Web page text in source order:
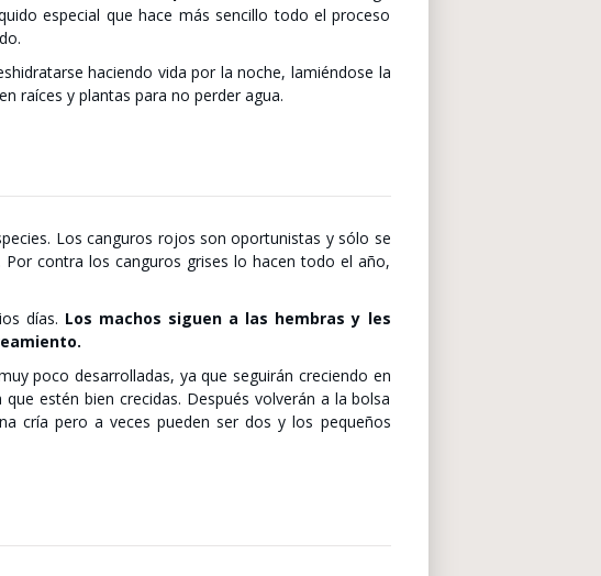
especial que hace más sencillo todo el proceso
haciendo vida por la noche, lamiéndose la
raíces y plantas para no perder agua.
Los canguros rojos son oportunistas y sólo se
contra los canguros grises lo hacen todo el año,
días. Los machos siguen a las hembras y les
poco desarrolladas, ya que seguirán creciendo en
estén bien crecidas. Después volverán a la bolsa
cría pero a veces pueden ser dos y los pequeños